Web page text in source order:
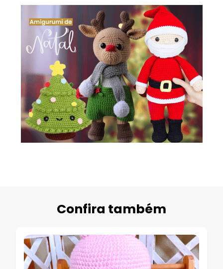
Confira também